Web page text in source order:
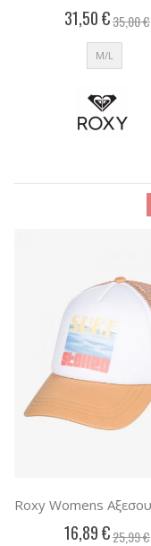
31,50 €35,00 €
M/L
16,89 €25,99 €